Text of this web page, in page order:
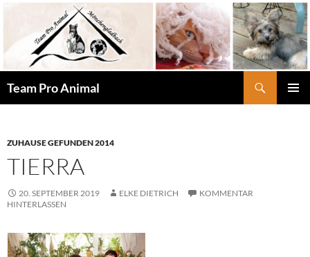
springen
Team Pro Animal
ZUHAUSE GEFUNDEN 2014
TIERRA
20. SEPTEMBER 2019 ELKE DIETRICH
KOMMENTAR
HINTERLASSEN